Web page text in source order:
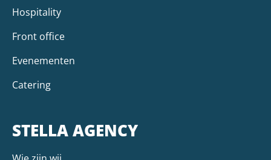
Hospitality
Front office
Evenementen
Catering
STELLA AGENCY